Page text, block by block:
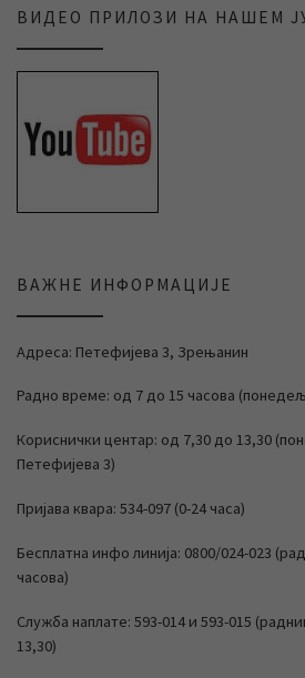
ВИДЕО ПРИЛОЗИ НА НАШЕМ
ВАЖНЕ ИНФОРМАЦИЈЕ
Адреса: Петефијева 3, Зрењанин
Радно време: од 7 до 15 часова
Кориснички центар: од 7,30 до 13,30
Петефијева 3)
Пријава квара: 534-097 (0-24 часа)
Бесплатна инфо линија: 0800/024-023
часова)
Служба наплате: 593-014 и 593-015
13,30)